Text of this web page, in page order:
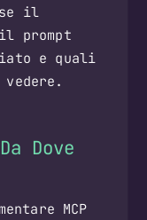
se il
il prompt
e quali
Dove
MCP